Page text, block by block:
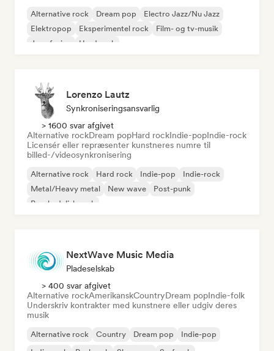
Alternative rock Dream pop
Electro Jazz/Nu Jazz
Elektropop
Eksperimentel rock
Film- og tv-musik
Jazz-fusion
Hard rock
Lorenzo Lautz
Synkroniseringsansvarlig
> 1600 svar afgivet
Alternative rockDream popHard rockIndie-popIndie-rock
Licensér eller repræsenter kunstneres numre til
billed-/videosynkronisering
Alternative rock Hard rock Indie-pop
Indie-rock
Metal/Heavy metal
New wave
Post-punk
Psychedelisk rock
NextWave Music Media
Pladeselskab
> 400 svar afgivet
Alternative rockAmerikanskCountryDream popIndie-folk
Underskriv kontrakter med kunstnere eller udgiv deres
musik
Alternative rock Country Dream pop
Indie-pop